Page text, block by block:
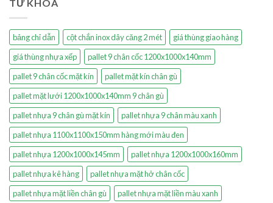
TỪ KHÓA
bảng chỉ dẫn cột chắn inox dây căng 2 mét
giá thùng giao hàng
giá thùng nhựa xếp
pallet 9 chân cốc 1200x1000x140mm
pallet 9 chân cốc mặt kín
pallet mặt kín chân gù
pallet mặt lưới 1200x1000x140mm 9 chân gù
pallet nhựa 9 chân gù mặt kín
pallet nhựa 9 chân màu xanh
pallet nhựa 1100x1100x150mm hàng mới màu đen
pallet nhựa 1200x1000x145mm
pallet nhựa 1200x1000x160mm
pallet nhựa kê hàng
pallet nhựa mặt hở chân cốc
pallet nhựa mặt liền chân gù
pallet nhựa mặt liền màu xanh